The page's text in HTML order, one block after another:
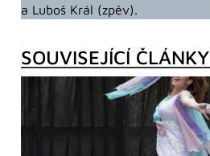
a Luboš Král (zpěv).
SOUVISEJÍCÍ ČLÁNKY